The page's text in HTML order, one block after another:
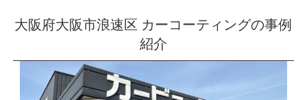
大阪府大阪市浪速区 カーコーティングの事例
紹介